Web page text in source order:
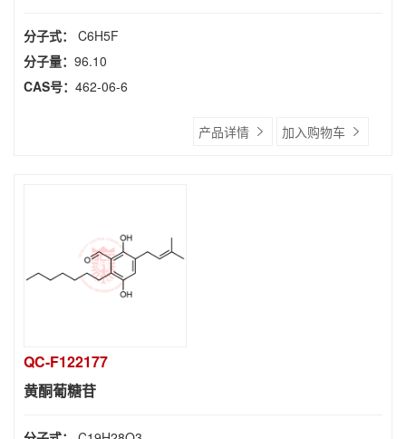
分子式： C6H5F
分子量： 96.10
CAS号： 462-06-6
产品详情 加入购物车
QC-F122177
黄酮葡糖苷